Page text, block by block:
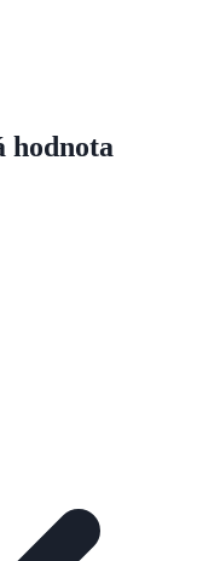
hodnota